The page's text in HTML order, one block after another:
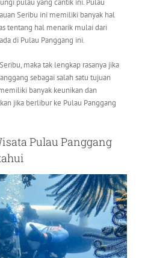
pulau yang cantik ini. Pulau
Seribu ini memiliki banyak hal
tentang hal menarik mulai dari
di Pulau Panggang ini.
maka tak lengkap rasanya jika
sebagai salah satu tujuan
banyak keunikan dan
jika berlibur ke Pulau Panggang
Pulau Panggang